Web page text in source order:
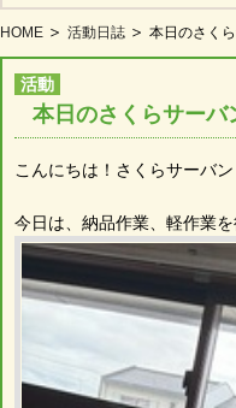
HOME 活動日誌 本日のさく
活動
本日のさくらサーバ
こんにちは！さくらサーバン
今日は、納品作業、軽作業を